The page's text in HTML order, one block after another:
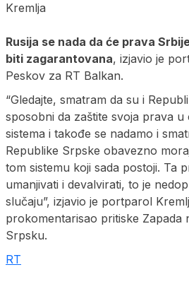
Kremlja
Rusija se nada da će prava
biti zagarantovana, izjavio je
Peskov za RT Balkan.
“Gledajte, smatram da su i
sposobni da zaštite svoja prava u
sistema i takođe se nadamo i
Republike Srpske obavezno
tom sistemu koji sada postoji. Ta
umanjivati i devalvirati, to je
slučaju”, izjavio je portparol
prokomentarisao pritiske Zapada
Srpsku.
RT